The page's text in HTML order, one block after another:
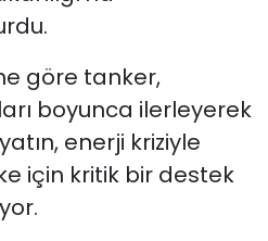
göre tanker,
boyunca ilerleyerek
enerji kriziyle
için kritik bir destek